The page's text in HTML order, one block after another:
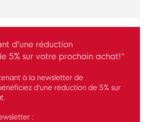
d’une réduction
5% sur votre prochain achat!*
à la newsletter de
d’une réduction de 5% sur
: